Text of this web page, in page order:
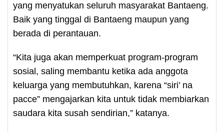
yang menyatukan seluruh masyarakat Bantaeng.
Baik yang tinggal di Bantaeng maupun yang
berada di perantauan.
“Kita juga akan memperkuat program-program
sosial, saling membantu ketika ada anggota
keluarga yang membutuhkan, karena “siri’ na
pacce” mengajarkan kita untuk tidak membiarkan
saudara kita susah sendirian,” katanya.